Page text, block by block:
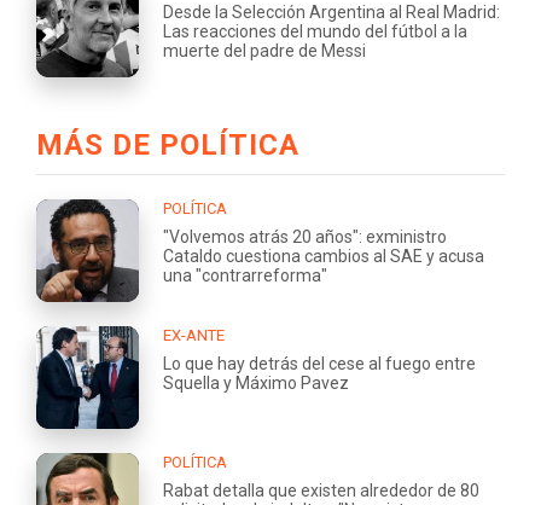
Desde la Selección Argentina al Real Madrid:
Las reacciones del mundo del fútbol a la
muerte del padre de Messi
MÁS DE POLÍTICA
POLÍTICA
"Volvemos atrás 20 años": exministro
Cataldo cuestiona cambios al SAE y acusa
una "contrarreforma"
EX-ANTE
Lo que hay detrás del cese al fuego entre
Squella y Máximo Pavez
POLÍTICA
Rabat detalla que existen alrededor de 80